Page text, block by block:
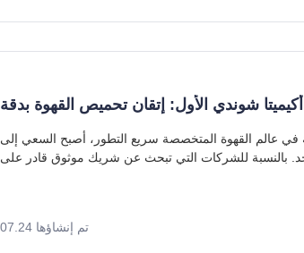
شوندي الأول: إتقان تحميص القهوة بدقة
فرع فوشان أكيميتا شوندي الأول: إتقان تحميص القهوة بدقة في عالم القهوة المتخصصة سريع التطور، أصبح السعي إلى
تم إنشاؤها 07.24